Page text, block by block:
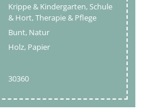
Krippe & Kindergarten, Schule
& Hort, Therapie & Pflege
Bunt, Natur
Holz, Papier
30360